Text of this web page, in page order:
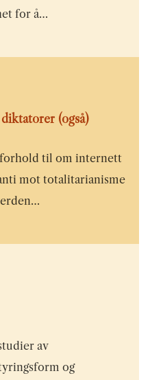
for å…
(også)
til om internett
mot totalitarianisme
av
og